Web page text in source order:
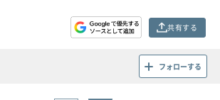
共有する
フォローする